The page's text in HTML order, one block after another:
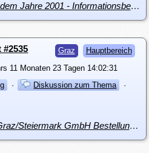
i5451: 16.) Suchtpolitik aus dem Jahre 2001 - Informationsbericht an den Gemeinderat
Graz Hauptbereich
11 Monaten 23 Tagen 14:02:31
· Diskussion zum Thema
·
i5452: 17.) Theaterholding Graz/Steiermark GmbH Bestellung Wirtschaftsprüfung für die Wirtschaftsjahre 2014/2015 u. 2015/2016